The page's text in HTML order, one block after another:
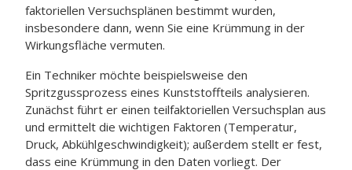
faktoriellen Versuchsplänen bestimmt wurden,
insbesondere dann, wenn Sie eine Krümmung in der
Wirkungsfläche vermuten.
Ein Techniker möchte beispielsweise den
Spritzgussprozess eines Kunststoffteils analysieren.
Zunächst führt er einen teilfaktoriellen Versuchsplan aus
und ermittelt die wichtigen Faktoren (Temperatur,
Druck, Abkühlgeschwindigkeit); außerdem stellt er fest,
dass eine Krümmung in den Daten vorliegt. Der